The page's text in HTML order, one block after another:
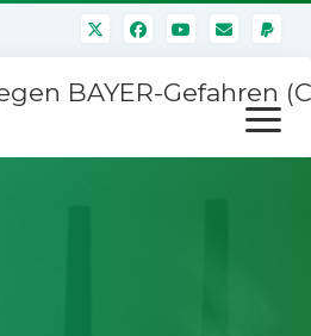
BAYER-Gefahren
Menü
öffnen